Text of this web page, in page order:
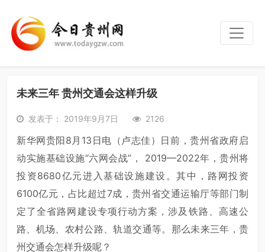
未来三年 贵州交通会这样升级
发表于： 2019年9月7日 2126
新华网贵阳8月13日电（卢志佳）日前，贵州省政府启
动实施基础设施“六网会战”， 2019—2022年，贵州将
投资8680亿元进入基础设施建设。其中，路网投资
6100亿元，占比超过7成，贵州省交通运输厅等部门制
定了全省路网建设专项行动方案，涉及铁路、高速公
路、机场、农村公路、轨道交通等。那么未来三年，贵
州交通会怎样升级呢？